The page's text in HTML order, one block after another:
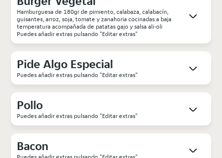
Hamburguesa de 180gr de pimiento, calabaza, calabacín,
guisantes, arroz, soja, tomate y zanahoria cocinadas a baja
temperatura acompañada de patatas gajo y salsa ali-oli
Puedes añadir extras pulsando "Editar extras"
Pide Algo Especial
Puedes añadir extras pulsando "Editar extras"
Pollo
Puedes añadir extras pulsando "Editar extras"
Bacon